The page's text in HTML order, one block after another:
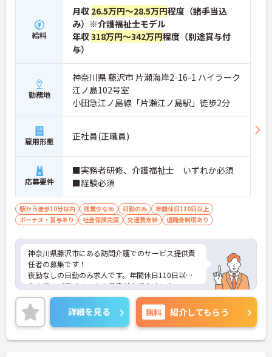
＜東証上場企業のグループとしての安定基盤と、長
期就業を支える充実の福利厚生＞
東証グロース上場の日本ホスピスホールディングス
株式会社のグループ企業として、全国でホスピス住
宅の展開と普及を牽引するリーディングカンパニー
です。強固な経営基盤を背景に、定年65歳・以降70
歳までの再雇用制度（1年更新）、退職金制度、育
児費補助制度など、ライフステージの変化や加齢に
応じた福利厚生が網羅されています。
＜最新設備の導入による、介護スタッフの身体負担
軽減の徹底＞
現場の職員が長く健康に働けるよう、設備面での配
慮が徹底されています。入浴設備には、お湯に浸か
らず屈曲の必要がない「シャワー・ミスト浴槽」、
寝たきりの方でもゆっくり昇降できる「エレーベー
ター浴槽」、座位が保持できる方向けの「リフトチ
ェアー浴槽」など、状態に応じた最新の機械浴が完
＜ホスピスならではの介護の専門性＞
ホスピス住宅には訪問看護・訪問介護が併設されて
おり、専門看護師、認定看護師、理学療法士・作業
介護士は単なる生活援助にとどまらず、多職種と連
携しながら、がん末期や神経難病のご利用者様の
「最期の望み」を叶えるための個別ケアに深く関わ
ります。日常のカンファレンスや連携を通じて医療
的な視点も養うことができます。
給料
月収 26.5万円～28.5万円程度（諸手当込
み）※介護福祉士モデル
年収318万円～342万円程度（別途賞与付
与）
勤務地
神奈川県 藤沢市 片瀬海岸2-16-1 ハイラーク
江ノ島102号室
小田急江ノ島線「片瀬江ノ島駅」徒歩2分
雇用形態 正社員(正職員)
応募要件
■実務者研修、介護福祉士 いずれか必須
■経験必須
駅から徒歩10分以内 残業少なめ 日勤のみ
年間休日110日以上
ボーナス・賞与あり
社会保険完備 交通費支給 退職金制度あり
神奈川県藤沢市にある訪問介護でのサービス提供責
任者の募集です！
夜勤なしの日勤のみ求人です。年間休日110日以上
なので、プライベートの予定が立てやすい♪
交通費や業態手当等、各種手当が充実しているのも
安心☆
ご興味のある方には、面接対策ポイントなど、さら
に詳細をお話しいたしますのでお気軽にご相談くだ
さい！
詳細を見る 無料 紹介してもらう